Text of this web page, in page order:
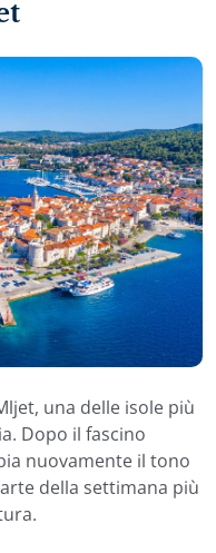
una delle isole più
Dopo il fascino
nuovamente il tono
della settimana più